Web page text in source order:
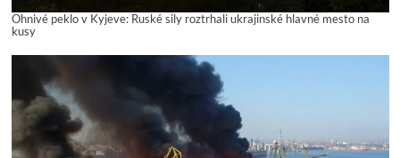
Ohnivé peklo v Kyjeve: Ruské sily roztrhali ukrajinské hlavné mesto na
kusy